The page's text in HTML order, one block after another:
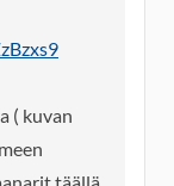
( kuvan